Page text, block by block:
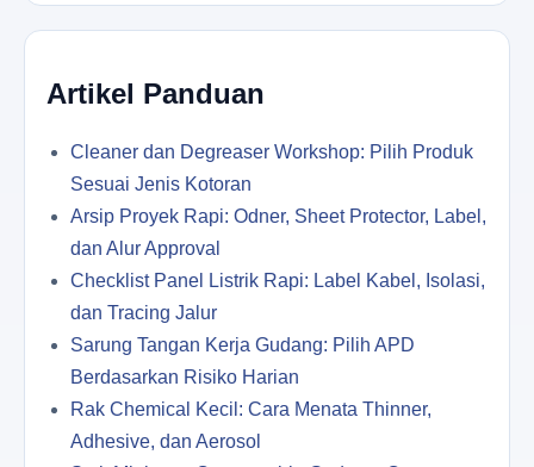
Artikel Panduan
Cleaner dan Degreaser Workshop: Pilih Produk
Sesuai Jenis Kotoran
Arsip Proyek Rapi: Odner, Sheet Protector, Label,
dan Alur Approval
Checklist Panel Listrik Rapi: Label Kabel, Isolasi,
dan Tracing Jalur
Sarung Tangan Kerja Gudang: Pilih APD
Berdasarkan Risiko Harian
Rak Chemical Kecil: Cara Menata Thinner,
Adhesive, dan Aerosol